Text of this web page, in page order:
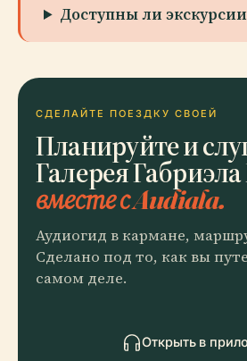
Доступны ли
СДЕЛАЙТЕ ПОЕЗДКУ СВОЕЙ
Планируйте и
Галерея
вместе с Audiala.
Аудиогид в кармане,
Сделано под то, как вы
самом деле.
Открыть в